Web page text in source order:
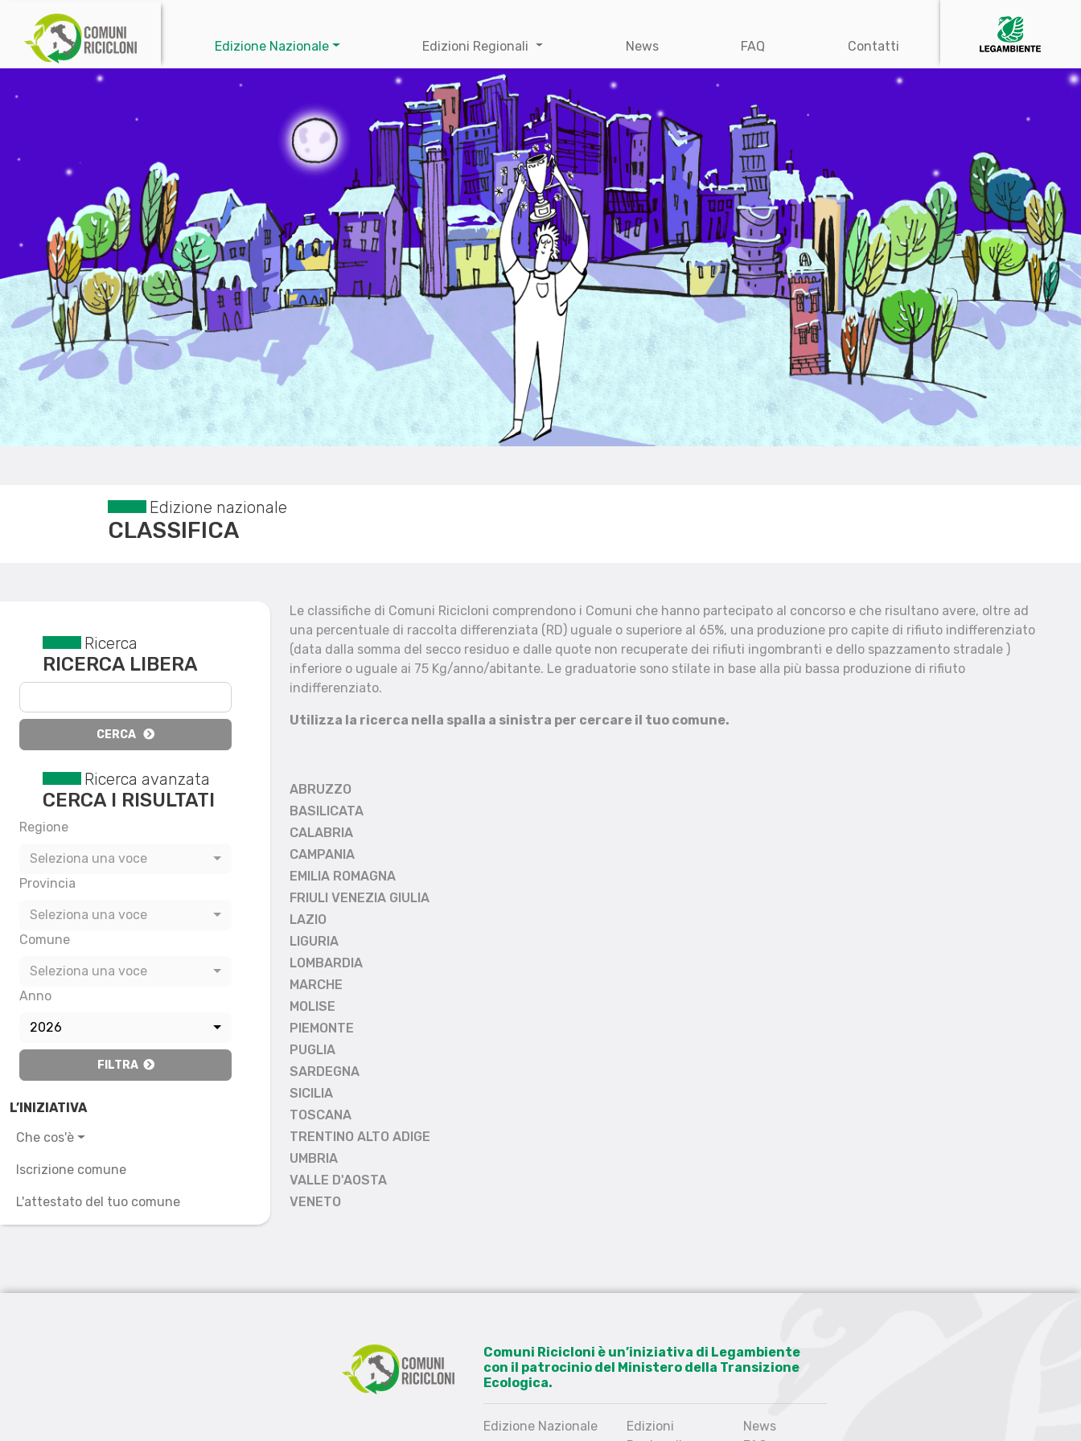
Edizione Nazionale Edizioni Regionali News FAQ Contatti
Edizione nazionale
CLASSIFICA
Reset filtri
Ricerca
RICERCA LIBERA
CERCA
Ricerca avanzata
CERCA I RISULTATI
Regione
Seleziona una voce
Provincia
Seleziona una voce
Comune
Seleziona una voce
Anno
2026
FILTRA
L’INIZIATIVA
Che cos'è
Iscrizione comune
L'attestato del tuo comune
Le classifiche di Comuni Ricicloni comprendono i Comuni che hanno partecipato al concorso e che risultano avere, oltre ad
una percentuale di raccolta differenziata (RD) uguale o superiore al 65%, una produzione pro capite di rifiuto indifferenziato
(data dalla somma del secco residuo e dalle quote non recuperate dei rifiuti ingombranti e dello spazzamento stradale )
inferiore o uguale ai 75 Kg/anno/abitante. Le graduatorie sono stilate in base alla più bassa produzione di rifiuto
indifferenziato.
Utilizza la ricerca nella spalla a sinistra per cercare il tuo comune.
ABRUZZO
BASILICATA
CALABRIA
CAMPANIA
EMILIA ROMAGNA
FRIULI VENEZIA GIULIA
LAZIO
LIGURIA
LOMBARDIA
MARCHE
MOLISE
PIEMONTE
PUGLIA
SARDEGNA
SICILIA
TOSCANA
TRENTINO ALTO ADIGE
UMBRIA
VALLE D'AOSTA
VENETO
Comuni Ricicloni è un’iniziativa di Legambiente
con il patrocinio del Ministero della Transizione
Ecologica.
Edizione Nazionale
Edizioni
News